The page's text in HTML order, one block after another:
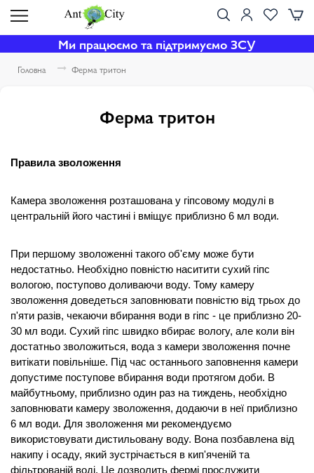
Ми працюємо та підтримуємо ЗСУ
Головна Ферма тритон
Ферма тритон
Правила зволоження
Камера зволоження розташована у гіпсовому модулі в
центральній його частині і вміщує приблизно 6 мл води.
При першому зволоженні такого об'єму може бути
недостатньо. Необхідно повністю наситити сухий гіпс
вологою, поступово доливаючи воду. Тому камеру
зволоження доведеться заповнювати повністю від трьох до
п'яти разів, чекаючи вбирання води в гіпс - це приблизно 20-
30 мл води. Сухий гіпс швидко вбирає вологу, але коли він
достатньо зволожиться, вода з камери зволоження почне
витікати повільніше. Під час останнього заповнення камери
допустиме поступове вбирання води протягом доби. В
майбутньому, приблизно один раз на тиждень, необхідно
заповнювати камеру зволоження, додаючи в неї приблизно
6 мл води. Для зволоження ми рекомендуємо
використовувати дистильовану воду. Вона позбавлена від
накипу і осаду, який зустрічається в кип'яченій та
фільтрованій воді. Це дозволить фермі прослужити